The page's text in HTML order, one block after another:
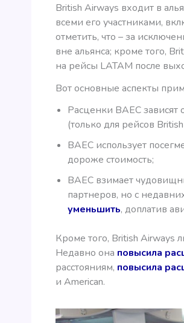
British Airways входит в
всеми его участниками,
отметить, что – за
вне альянса; кроме того,
на рейсы LATAM после
Вот основные аспекты
Расценки BAEC зависят
(только для рейсов
BAEC использует
дороже стоимость;
BAEC взимает
партнеров, но с
уменьшить, доплатив
Кроме того, British Airways
Недавно она повысила
расстояниям, повысила
и American.